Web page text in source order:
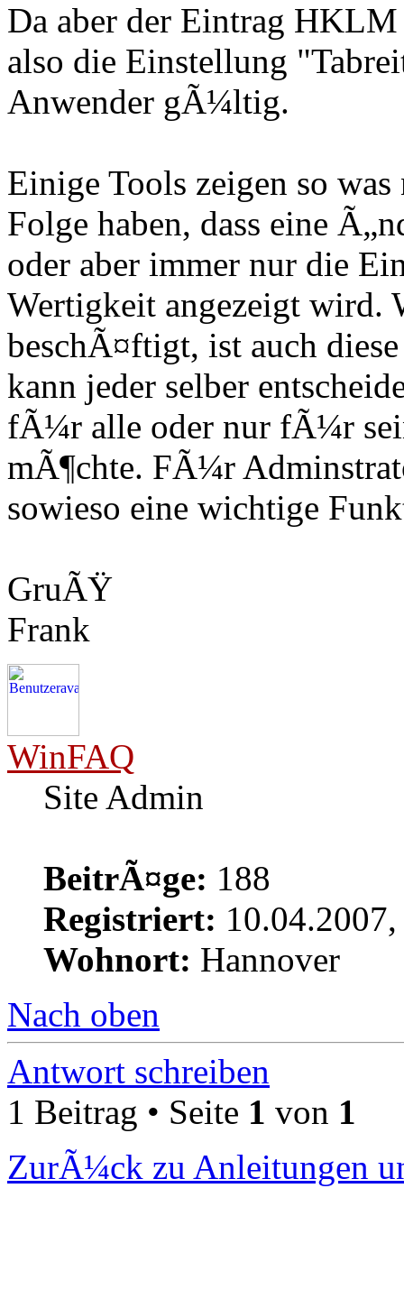
Da aber der Eintrag
also die Einstellung
Anwender gÃ¼ltig.
Einige Tools zeigen so
Folge haben, dass eine
oder aber immer nur die
Wertigkeit angezeigt wird.
beschÃ¤ftigt, ist auch
kann jeder selber
fÃ¼r alle oder nur fÃ¼r
mÃ¶chte. FÃ¼r
sowieso eine wichtige
GruÃŸ
Frank
WinFAQ
Site Admin
BeitrÃ¤ge: 188
Registriert:
Wohnort: Hannover
Nach oben
Antwort schreiben
1 Beitrag • Seite 1 von 1
ZurÃ¼ck zu Anleitungen